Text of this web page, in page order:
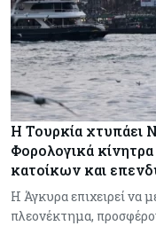
Η Τουρκία χτυπάει
Φορολογικά
κατοίκων και
Η Άγκυρα επιχειρεί να
πλεονέκτημα,